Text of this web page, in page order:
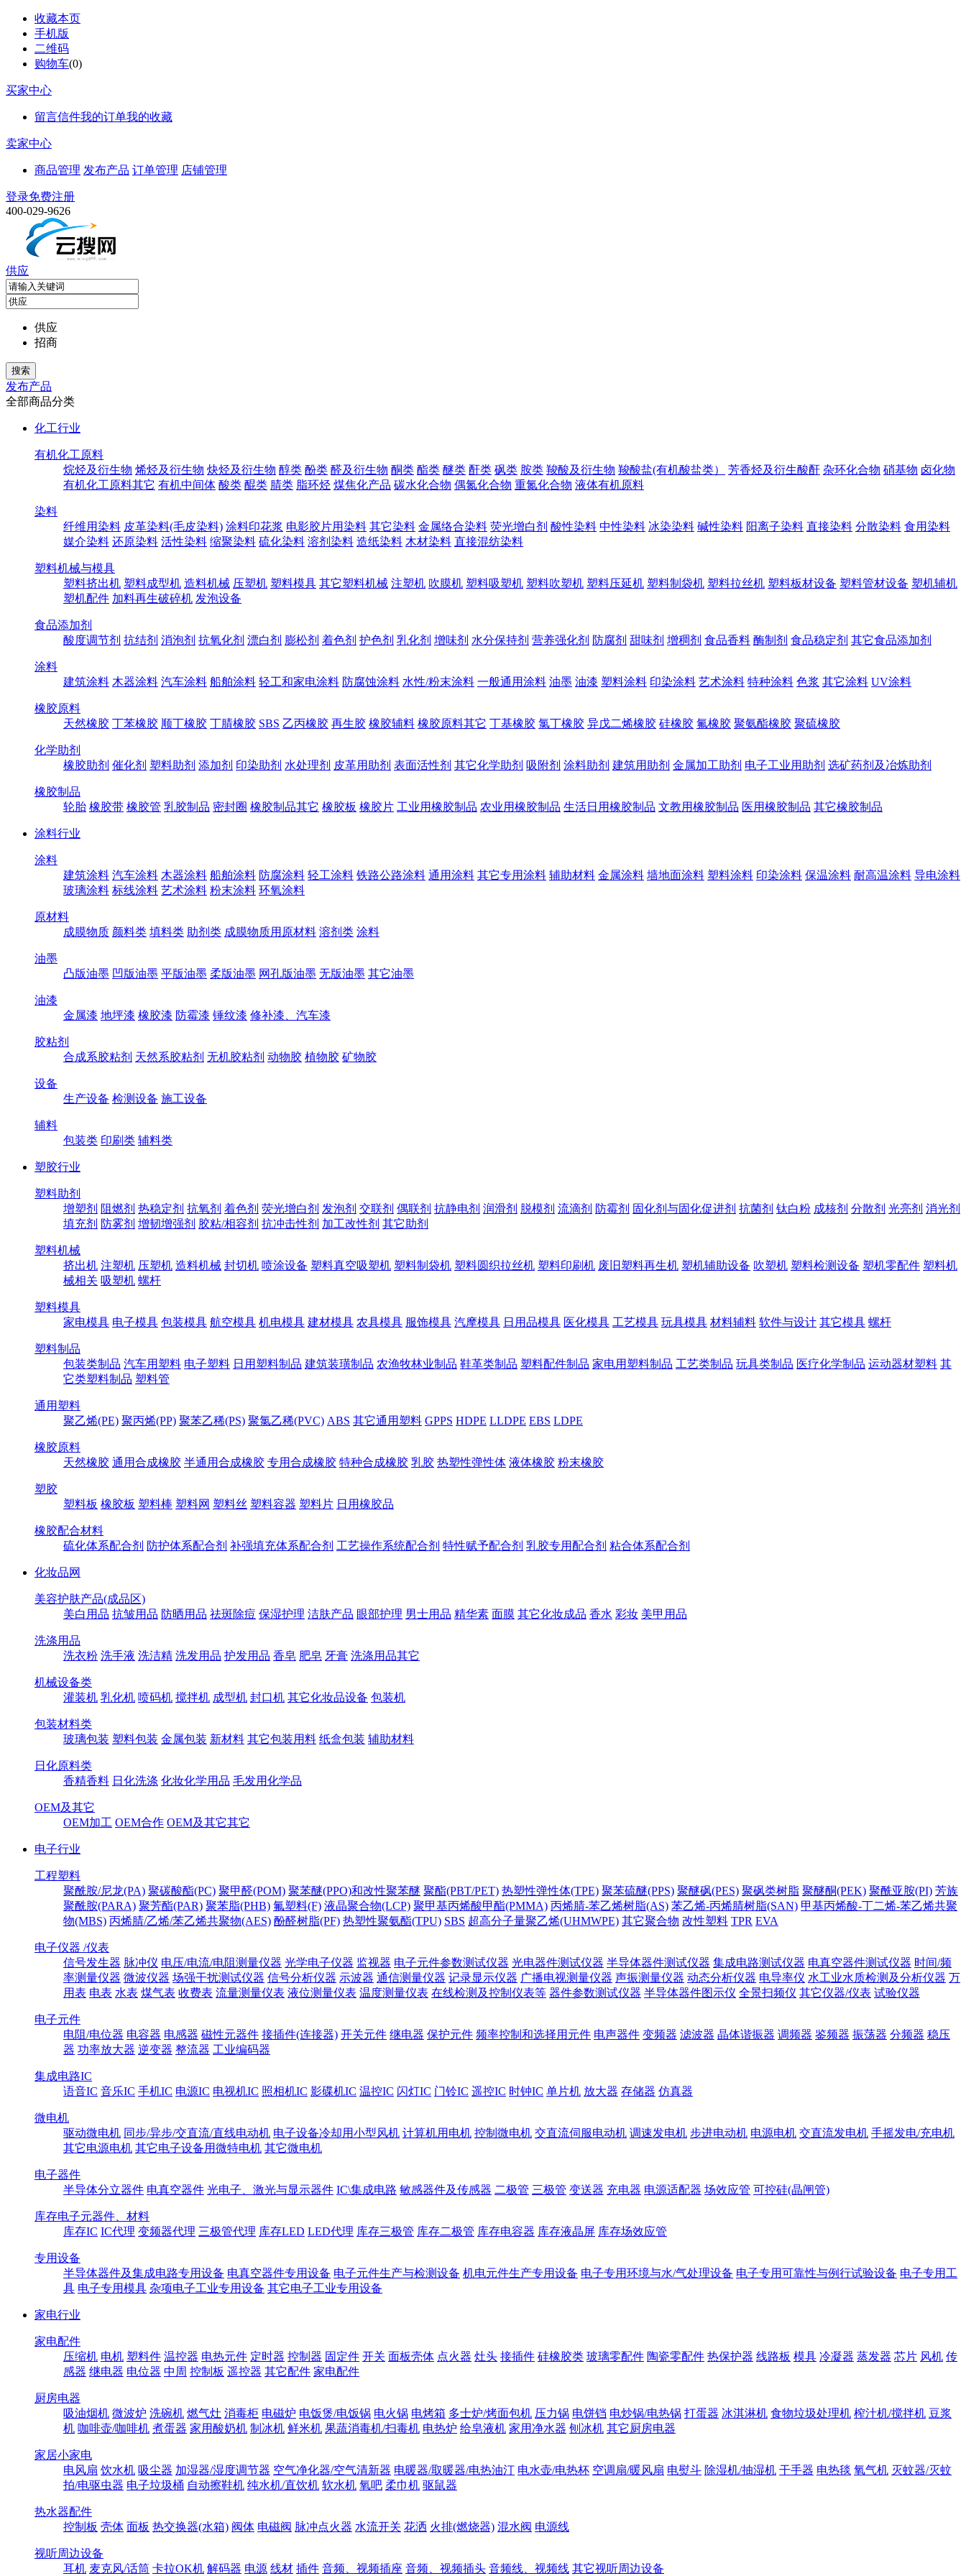
收藏本页
手机版
二维码
购物车(0)
买家中心
留言信件我的订单我的收藏
卖家中心
商品管理 发布产品 订单管理 店铺管理
登录免费注册
400-029-9626
供应
供应
招商
发布产品
全部商品分类
化工行业
有机化工原料
烷烃及衍生物 烯烃及衍生物 炔烃及衍生物 醇类 酚类 醛及衍生物 酮类 酯类 醚类 酐类 砜类 胺类 羧酸及衍生物 羧酸盐(有机酸盐类） 芳香烃及衍生酸酐 杂环化合物 硝基物 卤化物
有机化工原料其它 有机中间体 酸类 醌类 腈类 脂环烃 煤焦化产品 碳水化合物 偶氮化合物 重氮化合物 液体有机原料
染料
纤维用染料 皮革染料(毛皮染料) 涂料印花浆 电影胶片用染料 其它染料 金属络合染料 荧光增白剂 酸性染料 中性染料 冰染染料 碱性染料 阳离子染料 直接染料 分散染料 食用染料
媒介染料 还原染料 活性染料 缩聚染料 硫化染料 溶剂染料 造纸染料 木材染料 直接混纺染料
塑料机械与模具
塑料挤出机 塑料成型机 造料机械 压塑机 塑料模具 其它塑料机械 注塑机 吹膜机 塑料吸塑机 塑料吹塑机 塑料压延机 塑料制袋机 塑料拉丝机 塑料板材设备 塑料管材设备 塑机辅机
塑机配件 加料再生破碎机 发泡设备
食品添加剂
酸度调节剂 抗结剂 消泡剂 抗氧化剂 漂白剂 膨松剂 着色剂 护色剂 乳化剂 增味剂 水分保持剂 营养强化剂 防腐剂 甜味剂 增稠剂 食品香料 酶制剂 食品稳定剂 其它食品添加剂
涂料
建筑涂料 木器涂料 汽车涂料 船舶涂料 轻工和家电涂料 防腐蚀涂料 水性/粉末涂料 一般通用涂料 油墨 油漆 塑料涂料 印染涂料 艺术涂料 特种涂料 色浆 其它涂料 UV涂料
橡胶原料
天然橡胶 丁苯橡胶 顺丁橡胶 丁腈橡胶 SBS 乙丙橡胶 再生胶 橡胶辅料 橡胶原料其它 丁基橡胶 氯丁橡胶 异戊二烯橡胶 硅橡胶 氟橡胶 聚氨酯橡胶 聚硫橡胶
化学助剂
橡胶助剂 催化剂 塑料助剂 添加剂 印染助剂 水处理剂 皮革用助剂 表面活性剂 其它化学助剂 吸附剂 涂料助剂 建筑用助剂 金属加工助剂 电子工业用助剂 选矿药剂及冶炼助剂
橡胶制品
轮胎 橡胶带 橡胶管 乳胶制品 密封圈 橡胶制品其它 橡胶板 橡胶片 工业用橡胶制品 农业用橡胶制品 生活日用橡胶制品 文教用橡胶制品 医用橡胶制品 其它橡胶制品
涂料行业
涂料
建筑涂料 汽车涂料 木器涂料 船舶涂料 防腐涂料 轻工涂料 铁路公路涂料 通用涂料 其它专用涂料 辅助材料 金属涂料 墙地面涂料 塑料涂料 印染涂料 保温涂料 耐高温涂料 导电涂料
玻璃涂料 标线涂料 艺术涂料 粉末涂料 环氧涂料
原材料
成膜物质 颜料类 填料类 助剂类 成膜物质用原材料 溶剂类 涂料
油墨
凸版油墨 凹版油墨 平版油墨 柔版油墨 网孔版油墨 无版油墨 其它油墨
油漆
金属漆 地坪漆 橡胶漆 防霉漆 锤纹漆 修补漆、汽车漆
胶粘剂
合成系胶粘剂 天然系胶粘剂 无机胶粘剂 动物胶 植物胶 矿物胶
设备
生产设备 检测设备 施工设备
辅料
包装类 印刷类 辅料类
塑胶行业
塑料助剂
增塑剂 阻燃剂 热稳定剂 抗氧剂 着色剂 荧光增白剂 发泡剂 交联剂 偶联剂 抗静电剂 润滑剂 脱模剂 流滴剂 防霉剂 固化剂与固化促进剂 抗菌剂 钛白粉 成核剂 分散剂 光亮剂 消光剂
填充剂 防雾剂 增韧增强剂 胶粘/相容剂 抗冲击性剂 加工改性剂 其它助剂
塑料机械
挤出机 注塑机 压塑机 造料机械 封切机 喷涂设备 塑料真空吸塑机 塑料制袋机 塑料圆织拉丝机 塑料印刷机 废旧塑料再生机 塑机辅助设备 吹塑机 塑料检测设备 塑机零配件 塑料机
械相关 吸塑机 螺杆
塑料模具
家电模具 电子模具 包装模具 航空模具 机电模具 建材模具 农具模具 服饰模具 汽摩模具 日用品模具 医化模具 工艺模具 玩具模具 材料辅料 软件与设计 其它模具 螺杆
塑料制品
包装类制品 汽车用塑料 电子塑料 日用塑料制品 建筑装璜制品 农渔牧林业制品 鞋革类制品 塑料配件制品 家电用塑料制品 工艺类制品 玩具类制品 医疗化学制品 运动器材塑料 其
它类塑料制品 塑料管
通用塑料
聚乙烯(PE) 聚丙烯(PP) 聚苯乙稀(PS) 聚氯乙稀(PVC) ABS 其它通用塑料 GPPS HDPE LLDPE EBS LDPE
橡胶原料
天然橡胶 通用合成橡胶 半通用合成橡胶 专用合成橡胶 特种合成橡胶 乳胶 热塑性弹性体 液体橡胶 粉末橡胶
塑胶
塑料板 橡胶板 塑料棒 塑料网 塑料丝 塑料容器 塑料片 日用橡胶品
橡胶配合材料
硫化体系配合剂 防护体系配合剂 补强填充体系配合剂 工艺操作系统配合剂 特性赋予配合剂 乳胶专用配合剂 粘合体系配合剂
化妆品网
美容护肤产品(成品区)
美白用品 抗皱用品 防晒用品 祛斑除痘 保湿护理 洁肤产品 眼部护理 男士用品 精华素 面膜 其它化妆成品 香水 彩妆 美甲用品
洗涤用品
洗衣粉 洗手液 洗洁精 洗发用品 护发用品 香皂 肥皂 牙膏 洗涤用品其它
机械设备类
灌装机 乳化机 喷码机 搅拌机 成型机 封口机 其它化妆品设备 包装机
包装材料类
玻璃包装 塑料包装 金属包装 新材料 其它包装用料 纸盒包装 辅助材料
日化原料类
香精香料 日化洗涤 化妆化学用品 毛发用化学品
OEM及其它
OEM加工 OEM合作 OEM及其它其它
电子行业
工程塑料
聚酰胺/尼龙(PA) 聚碳酸酯(PC) 聚甲醛(POM) 聚苯醚(PPO)和改性聚苯醚 聚酯(PBT/PET) 热塑性弹性体(TPE) 聚苯硫醚(PPS) 聚醚砜(PES) 聚砜类树脂 聚醚酮(PEK) 聚酰亚胺(PI) 芳族
聚酰胺(PARA) 聚芳酯(PAR) 聚苯脂(PHB) 氟塑料(F) 液晶聚合物(LCP) 聚甲基丙烯酸甲酯(PMMA) 丙烯腈-苯乙烯树脂(AS) 苯乙烯-丙烯腈树脂(SAN) 甲基丙烯酸-丁二烯-苯乙烯共聚
物(MBS) 丙烯腈/乙烯/苯乙烯共聚物(AES) 酚醛树脂(PF) 热塑性聚氨酯(TPU) SBS 超高分子量聚乙烯(UHMWPE) 其它聚合物 改性塑料 TPR EVA
电子仪器 /仪表
信号发生器 脉冲仪 电压/电流/电阻测量仪器 光学电子仪器 监视器 电子元件参数测试仪器 光电器件测试仪器 半导体器件测试仪器 集成电路测试仪器 电真空器件测试仪器 时间/频
率测量仪器 微波仪器 场强干扰测试仪器 信号分析仪器 示波器 通信测量仪器 记录显示仪器 广播电视测量仪器 声振测量仪器 动态分析仪器 电导率仪 水工业水质检测及分析仪器 万
用表 电表 水表 煤气表 收费表 流量测量仪表 液位测量仪表 温度测量仪表 在线检测及控制仪表等 器件参数测试仪器 半导体器件图示仪 全景扫频仪 其它仪器/仪表 试验仪器
电子元件
电阻/电位器 电容器 电感器 磁性元器件 接插件(连接器) 开关元件 继电器 保护元件 频率控制和选择用元件 电声器件 变频器 滤波器 晶体谐振器 调频器 鉴频器 振荡器 分频器 稳压
器 功率放大器 逆变器 整流器 工业编码器
集成电路IC
语音IC 音乐IC 手机IC 电源IC 电视机IC 照相机IC 影碟机IC 温控IC 闪灯IC 门铃IC 遥控IC 时钟IC 单片机 放大器 存储器 仿真器
微电机
驱动微电机 同步/异步/交直流/直线电动机 电子设备冷却用小型风机 计算机用电机 控制微电机 交直流伺服电动机 调速发电机 步进电动机 电源电机 交直流发电机 手摇发电/充电机
其它电源电机 其它电子设备用微特电机 其它微电机
电子器件
半导体分立器件 电真空器件 光电子、激光与显示器件 IC\集成电路 敏感器件及传感器 二极管 三极管 变送器 充电器 电源适配器 场效应管 可控硅(晶闸管)
库存电子元器件、材料
库存IC IC代理 变频器代理 三极管代理 库存LED LED代理 库存三极管 库存二极管 库存电容器 库存液晶屏 库存场效应管
专用设备
半导体器件及集成电路专用设备 电真空器件专用设备 电子元件生产与检测设备 机电元件生产专用设备 电子专用环境与水/气处理设备 电子专用可靠性与例行试验设备 电子专用工
具 电子专用模具 杂项电子工业专用设备 其它电子工业专用设备
家电行业
家电配件
压缩机 电机 塑料件 温控器 电热元件 定时器 控制器 固定件 开关 面板壳体 点火器 灶头 接插件 硅橡胶类 玻璃零配件 陶瓷零配件 热保护器 线路板 模具 冷凝器 蒸发器 芯片 风机 传
感器 继电器 电位器 中周 控制板 遥控器 其它配件 家电配件
厨房电器
吸油烟机 微波炉 洗碗机 燃气灶 消毒柜 电磁炉 电饭煲/电饭锅 电火锅 电烤箱 多士炉/烤面包机 压力锅 电饼铛 电炒锅/电热锅 打蛋器 冰淇淋机 食物垃圾处理机 榨汁机/搅拌机 豆浆
机 咖啡壶/咖啡机 煮蛋器 家用酸奶机 制冰机 鲜米机 果蔬消毒机/扫毒机 电热炉 给皂液机 家用净水器 刨冰机 其它厨房电器
家居小家电
电风扇 饮水机 吸尘器 加湿器/湿度调节器 空气净化器/空气清新器 电暖器/取暖器/电热油汀 电水壶/电热杯 空调扇/暖风扇 电熨斗 除湿机/抽湿机 干手器 电热毯 氧气机 灭蚊器/灭蚊
拍/电驱虫器 电子垃圾桶 自动擦鞋机 纯水机/直饮机 软水机 氧吧 柔巾机 驱鼠器
热水器配件
控制板 壳体 面板 热交换器(水箱) 阀体 电磁阀 脉冲点火器 水流开关 花洒 火排(燃烧器) 混水阀 电源线
视听周边设备
耳机 麦克风/话筒 卡拉OK机 解码器 电源 线材 插件 音频、视频插座 音频、视频插头 音频线、视频线 其它视听周边设备